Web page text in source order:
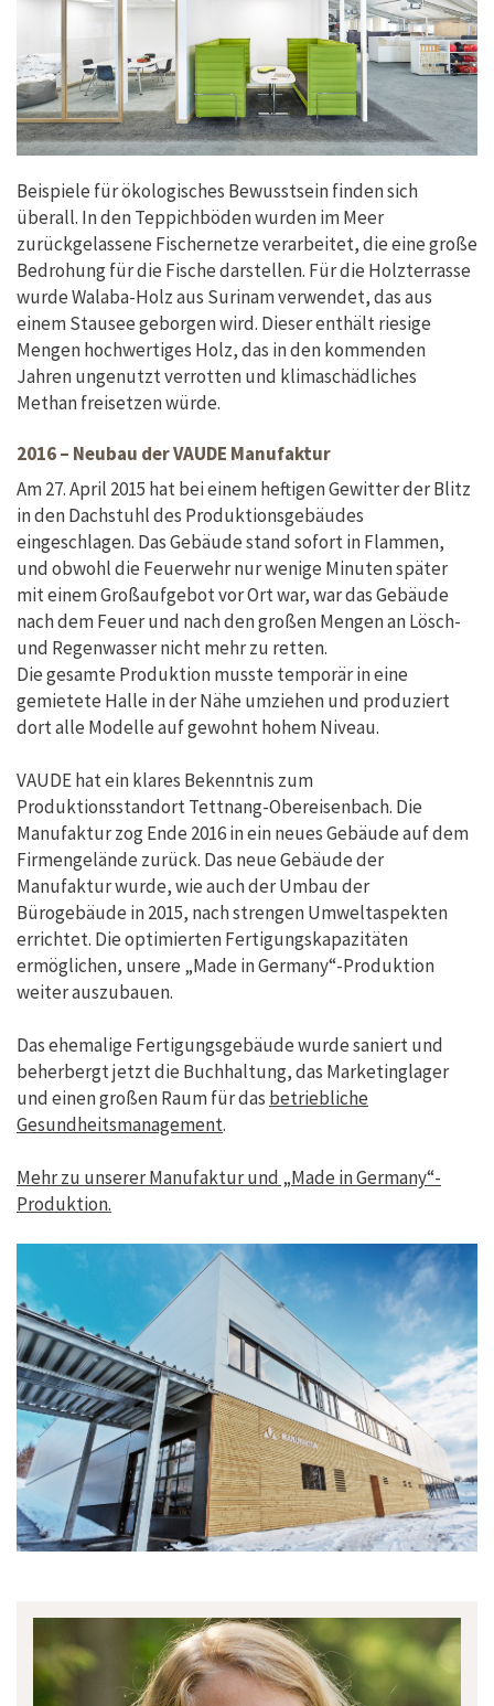
Beispiele für ökologisches Bewusstsein finden sich
überall. In den Teppichböden wurden im Meer
zurückgelassene Fischernetze verarbeitet, die eine große
Bedrohung für die Fische darstellen. Für die Holzterrasse
wurde Walaba-Holz aus Surinam verwendet, das aus
einem Stausee geborgen wird. Dieser enthält riesige
Mengen hochwertiges Holz, das in den kommenden
Jahren ungenutzt verrotten und klimaschädliches
Methan freisetzen würde.
2016 – Neubau der VAUDE Manufaktur
Am 27. April 2015 hat bei einem heftigen Gewitter der Blitz
in den Dachstuhl des Produktionsgebäudes
eingeschlagen. Das Gebäude stand sofort in Flammen,
und obwohl die Feuerwehr nur wenige Minuten später
mit einem Großaufgebot vor Ort war, war das Gebäude
nach dem Feuer und nach den großen Mengen an Lösch-
und Regenwasser nicht mehr zu retten.
Die gesamte Produktion musste temporär in eine
gemietete Halle in der Nähe umziehen und produziert
dort alle Modelle auf gewohnt hohem Niveau.
VAUDE hat ein klares Bekenntnis zum
Produktionsstandort Tettnang-Obereisenbach. Die
Manufaktur zog Ende 2016 in ein neues Gebäude auf dem
Firmengelände zurück. Das neue Gebäude der
Manufaktur wurde, wie auch der Umbau der
Bürogebäude in 2015, nach strengen Umweltaspekten
errichtet. Die optimierten Fertigungskapazitäten
ermöglichen, unsere „Made in Germany“-Produktion
weiter auszubauen.
Das ehemalige Fertigungsgebäude wurde saniert und
beherbergt jetzt die Buchhaltung, das Marketinglager
und einen großen Raum für das betriebliche
Gesundheitsmanagement.
Mehr zu unserer Manufaktur und „Made in Germany“-
Produktion.